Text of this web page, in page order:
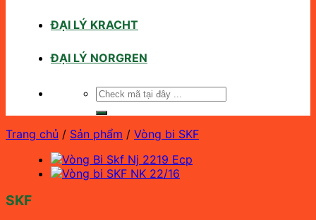
ĐẠI LÝ KRACHT
ĐẠI LÝ NORGREN
Tìm
Trang chủ / Sản phẩm / Vòng bi SKF
SKF